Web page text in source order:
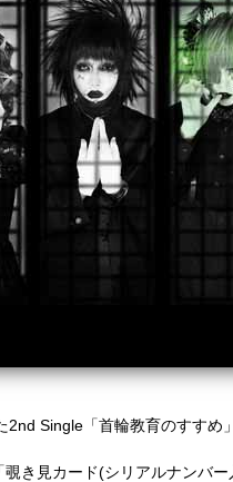
2nd Single 「首輪教育のすすめ
覗き見カード(シリアルナンバー